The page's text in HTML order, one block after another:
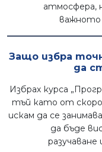
атмосфера,
важното
Защо избра
да
Избрах курса
тъй като от скоро
искам да се
да бъде